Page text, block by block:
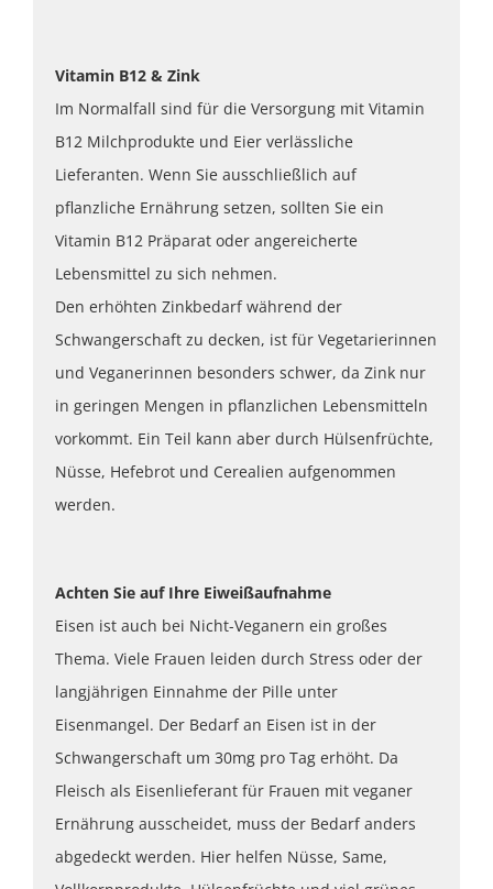
Vitamin B12 & Zink
Im Normalfall sind für die Versorgung mit Vitamin
B12 Milchprodukte und Eier verlässliche
Lieferanten. Wenn Sie ausschließlich auf
pflanzliche Ernährung setzen, sollten Sie ein
Vitamin B12 Präparat oder angereicherte
Lebensmittel zu sich nehmen.
Den erhöhten Zinkbedarf während der
Schwangerschaft zu decken, ist für Vegetarierinnen
und Veganerinnen besonders schwer, da Zink nur
in geringen Mengen in pflanzlichen Lebensmitteln
vorkommt. Ein Teil kann aber durch Hülsenfrüchte,
Nüsse, Hefebrot und Cerealien aufgenommen
werden.
Achten Sie auf Ihre Eiweißaufnahme
Eisen ist auch bei Nicht-Veganern ein großes
Thema. Viele Frauen leiden durch Stress oder der
langjährigen Einnahme der Pille unter
Eisenmangel. Der Bedarf an Eisen ist in der
Schwangerschaft um 30mg pro Tag erhöht. Da
Fleisch als Eisenlieferant für Frauen mit veganer
Ernährung ausscheidet, muss der Bedarf anders
abgedeckt werden. Hier helfen Nüsse, Same,